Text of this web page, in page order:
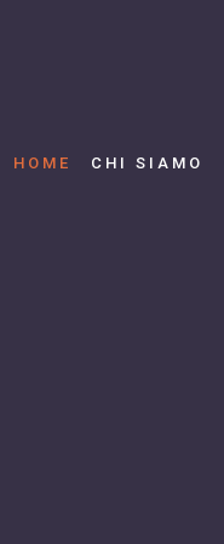
HOME CHI SIAMO